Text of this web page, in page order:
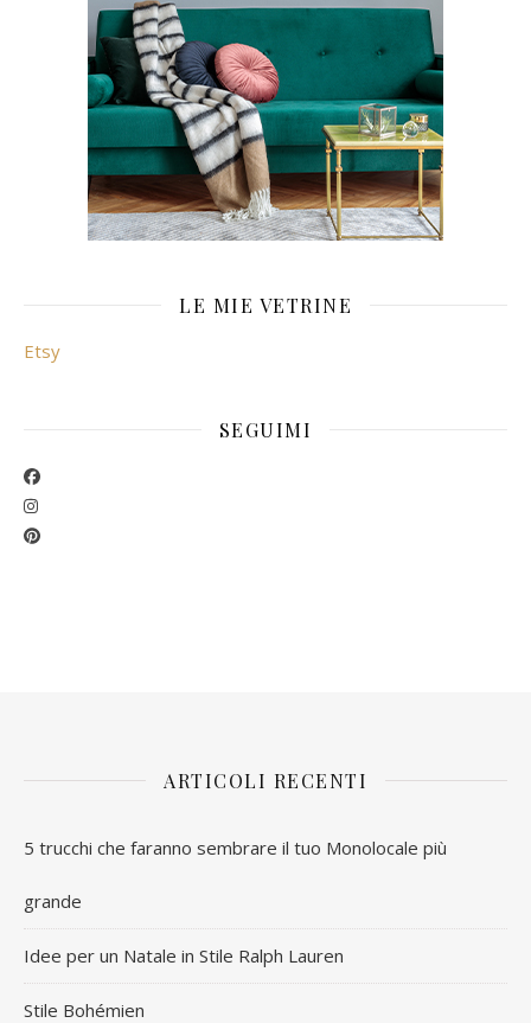
LE MIE VETRINE
Etsy
SEGUIMI
ARTICOLI RECENTI
5 trucchi che faranno sembrare il tuo Monolocale più
grande
Idee per un Natale in Stile Ralph Lauren
Stile Bohémien